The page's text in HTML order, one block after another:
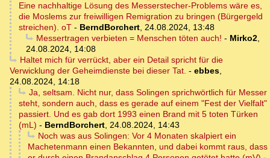
Eine nachhaltige Lösung des Messerstecher-Problems wäre es,
die Moslems zur freiwilligen Remigration zu bringen (Bürgergeld
streichen). oT - BerndBorchert, 24.08.2024, 13:48
Messertragen verbieten = Menschen töten auch! - Mirko2,
24.08.2024, 14:08
Haltet mich für verrückt, aber ein Detail spricht für die
Verwicklung der Geheimdienste bei dieser Tat. - ebbes,
24.08.2024, 14:18
Ja, seltsam. Nicht nur, dass Solingen sprichwörtlich für Messer
steht, sondern auch, dass es gerade auf einem "Fest der Vielfalt"
passiert. Und es gab dort 1993 einen Brand mit 5 toten Türken
(mL) - BerndBorchert, 24.08.2024, 14:43
Noch was aus Solingen: Vor 4 Monaten skalpiert ein
Machetenmann einen Bekannten, und dabei kommt raus, dass